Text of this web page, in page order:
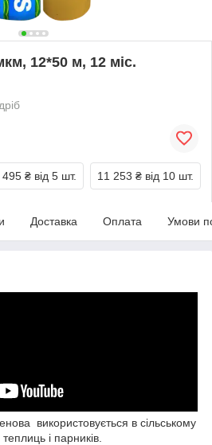
12*50 м, 12 міс.
495 ₴ від 5 шт. 11 253 ₴ від 10 шт.
Доставка Оплата Умови
використовується в сільському
і парників.